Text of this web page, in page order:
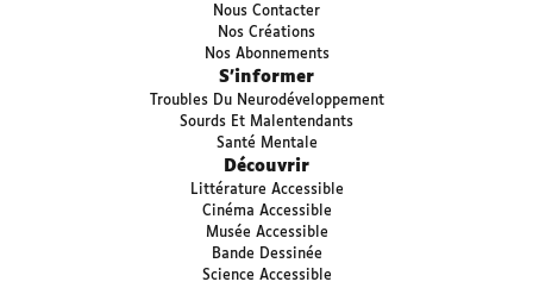
Nous Contacter
Nos Créations
Nos Abonnements
S’informer
Troubles Du Neurodéveloppement
Sourds Et Malentendants
Santé Mentale
Découvrir
Littérature Accessible
Cinéma Accessible
Musée Accessible
Bande Dessinée
Science Accessible